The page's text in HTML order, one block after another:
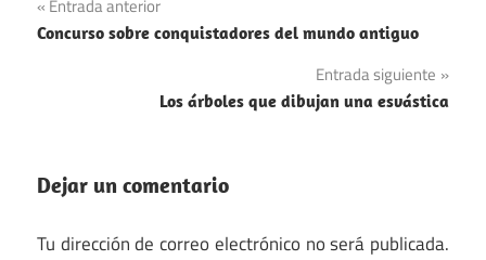
Navegación
de
Entrada anterior
Concurso sobre conquistadores del mundo antiguo
Entrada siguiente
Los árboles que dibujan una esvástica
Dejar un comentario
Tu dirección de correo electrónico no será publicada.